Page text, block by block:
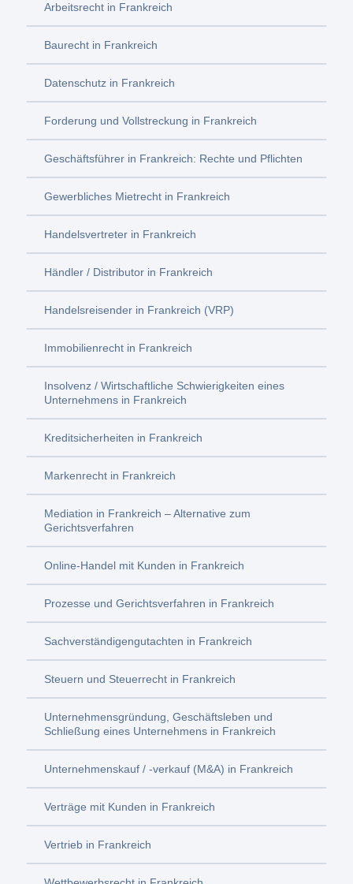
Arbeitsrecht in Frankreich
Baurecht in Frankreich
Datenschutz in Frankreich
Forderung und Vollstreckung in Frankreich
Geschäftsführer in Frankreich: Rechte und Pflichten
Gewerbliches Mietrecht in Frankreich
Handelsvertreter in Frankreich
Händler / Distributor in Frankreich
Handelsreisender in Frankreich (VRP)
Immobilienrecht in Frankreich
Insolvenz / Wirtschaftliche Schwierigkeiten eines
Unternehmens in Frankreich
Kreditsicherheiten in Frankreich
Markenrecht in Frankreich
Mediation in Frankreich – Alternative zum
Gerichtsverfahren
Online-Handel mit Kunden in Frankreich
Prozesse und Gerichtsverfahren in Frankreich
Sachverständigengutachten in Frankreich
Steuern und Steuerrecht in Frankreich
Unternehmensgründung, Geschäftsleben und
Schließung eines Unternehmens in Frankreich
Unternehmenskauf / -verkauf (M&A) in Frankreich
Verträge mit Kunden in Frankreich
Vertrieb in Frankreich